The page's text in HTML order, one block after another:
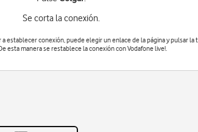
Se corta la conexión.
a establecer conexión, puede elegir un enlace de la página y pulsarla
esta manera se restablece la conexión con Vodafone live!.